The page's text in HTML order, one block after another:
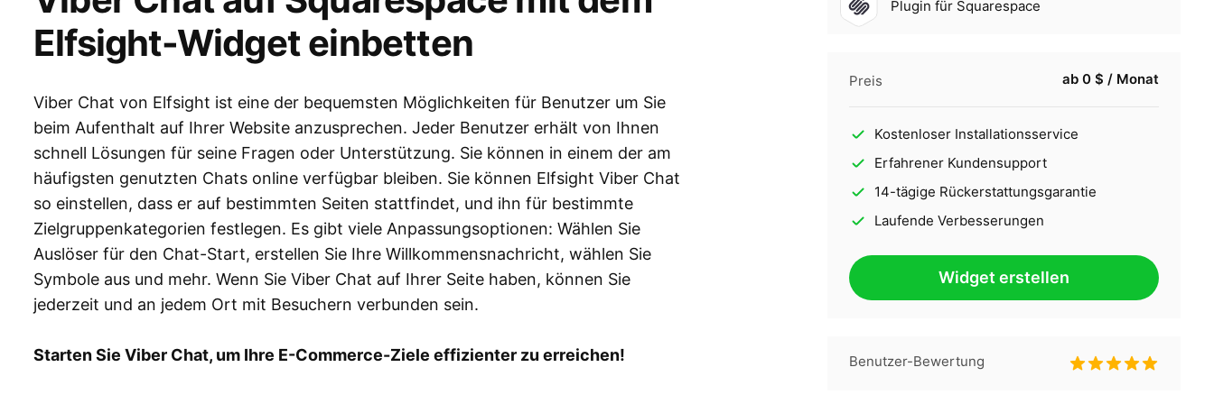
Elfsight-Widget einbetten
Viber Chat von Elfsight ist eine der bequemsten Möglichkeiten für Benutzer um Sie
beim Aufenthalt auf Ihrer Website anzusprechen. Jeder Benutzer erhält von Ihnen
schnell Lösungen für seine Fragen oder Unterstützung. Sie können in einem der am
häufigsten genutzten Chats online verfügbar bleiben. Sie können Elfsight Viber Chat
so einstellen, dass er auf bestimmten Seiten stattfindet, und ihn für bestimmte
Zielgruppenkategorien festlegen. Es gibt viele Anpassungsoptionen: Wählen Sie
Auslöser für den Chat-Start, erstellen Sie Ihre Willkommensnachricht, wählen Sie
Symbole aus und mehr. Wenn Sie Viber Chat auf Ihrer Seite haben, können Sie
jederzeit und an jedem Ort mit Besuchern verbunden sein.
Starten Sie Viber Chat, um Ihre E-Commerce-Ziele effizienter zu erreichen!
Plugin für Squarespace
Preis ab 0 $ / Monat
Kostenloser Installationsservice
Erfahrener Kundensupport
14-tägige Rückerstattungsgarantie
Laufende Verbesserungen
Widget erstellen
Benutzer-Bewertung